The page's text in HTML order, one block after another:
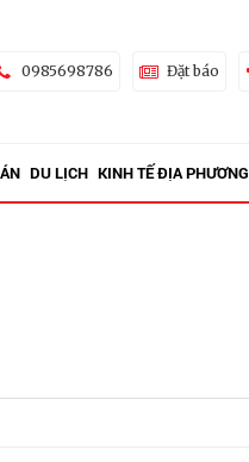
0985698786 Đặt báo
DU LỊCH KINH TẾ ĐỊA PHƯƠNG